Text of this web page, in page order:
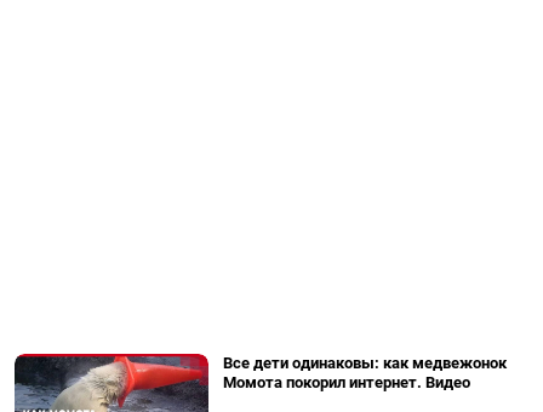
Все дети одинаковы: как медвежонок
Момота покорил интернет. Видео